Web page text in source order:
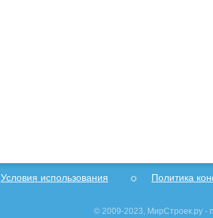
Условия использования Политика
© 2009-2023, МирСтроек.ру -